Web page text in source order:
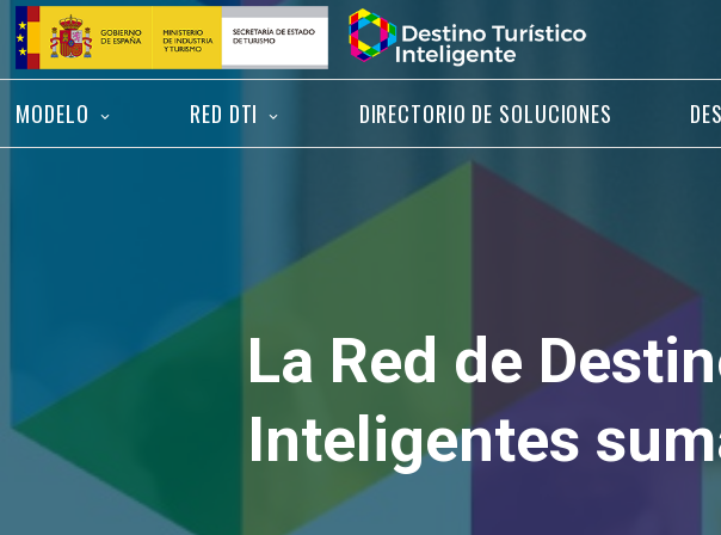
Saltar
contenido
Inicio
MODELO RED DTI DIRECTORIO DE SOLUCIONES
La Red de
Inteligentes